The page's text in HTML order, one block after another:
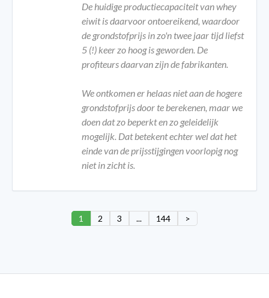
De huidige productiecapaciteit van whey
eiwit is daarvoor ontoereikend, waardoor
de grondstofprijs in zo'n twee jaar tijd liefst
5 (!) keer zo hoog is geworden. De
profiteurs daarvan zijn de fabrikanten.
We ontkomen er helaas niet aan de hogere
grondstofprijs door te berekenen, maar we
doen dat zo beperkt en zo geleidelijk
mogelijk. Dat betekent echter wel dat het
einde van de prijsstijgingen voorlopig nog
niet in zicht is.
1 2 3 ... 144 >